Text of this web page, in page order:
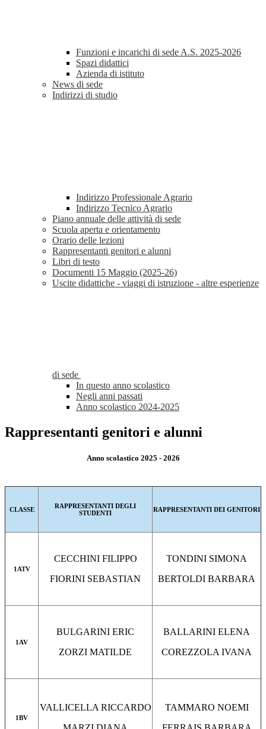
Funzioni e incarichi di sede A.S. 2025-2026
Spazi didattici
Azienda di istituto
News di sede
Indirizzi di studio
Indirizzo Professionale Agrario
Indirizzo Tecnico Agrario
Piano annuale delle attività di sede
Scuola aperta e orientamento
Orario delle lezioni
Rappresentanti genitori e alunni
Libri di testo
Documenti 15 Maggio (2025-26)
Uscite didattiche - viaggi di istruzione - altre esperienze
di sede
In questo anno scolastico
Negli anni passati
Anno scolastico 2024-2025
Rappresentanti genitori e alunni
Anno scolastico 2025 - 2026
CLASSE
RAPPRESENTANTI DEGLI
STUDENTI
RAPPRESENTANTI DEI GENITORI
1ATV
CECCHINI FILIPPO
FIORINI SEBASTIAN
TONDINI SIMONA
BERTOLDI BARBARA
1AV
BULGARINI ERIC
ZORZI MATILDE
BALLARINI ELENA
COREZZOLA IVANA
1BV
VALLICELLA RICCARDO
TAMMARO NOEMI